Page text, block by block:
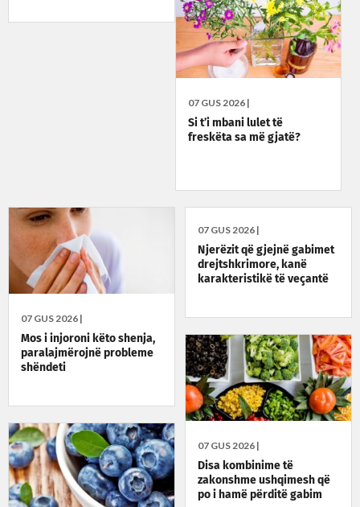
07 GUS 2026 |
Si t’i mbani lulet të
freskëta sa më gjatë?
07 GUS 2026 |
Njerëzit që gjejnë gabimet
drejtshkrimore, kanë
karakteristikë të veçantë
07 GUS 2026 |
Mos i injoroni këto shenja,
paralajmërojnë probleme
shëndeti
07 GUS 2026 |
Disa kombinime të
zakonshme ushqimesh që
po i hamë përditë gabim